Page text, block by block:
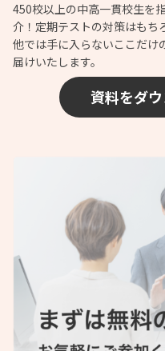
450校以上の中高一貫校生を
介！定期テストの対策はもち
他では手に入らないここだけ
届けいたします。
資料をダ